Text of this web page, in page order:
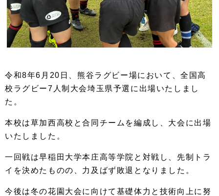
令和8年6月20日、熊谷ラグビー場において、全国高
校ラグビー7人制大会埼玉県予選に出場いたしまし
た。
本校は草加西高校と合同チームを編成し、大会に出場
いたしました。
一回戦は早稲田大学本庄高等学院と対戦し、先制トラ
イを決めたものの、力及ばず敗退となりました。
今後は冬の花園大会に向けて基礎体力と技術向上に努